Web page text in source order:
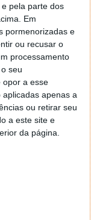
pela parte dos
Em
pormenorizadas e
ou recusar o
processamento
seu
opor a esse
apenas a
ou retirar seu
a este site e
da página.
específica
Cada pixel
e corrige
antes que a
por software.
à produção
já terá